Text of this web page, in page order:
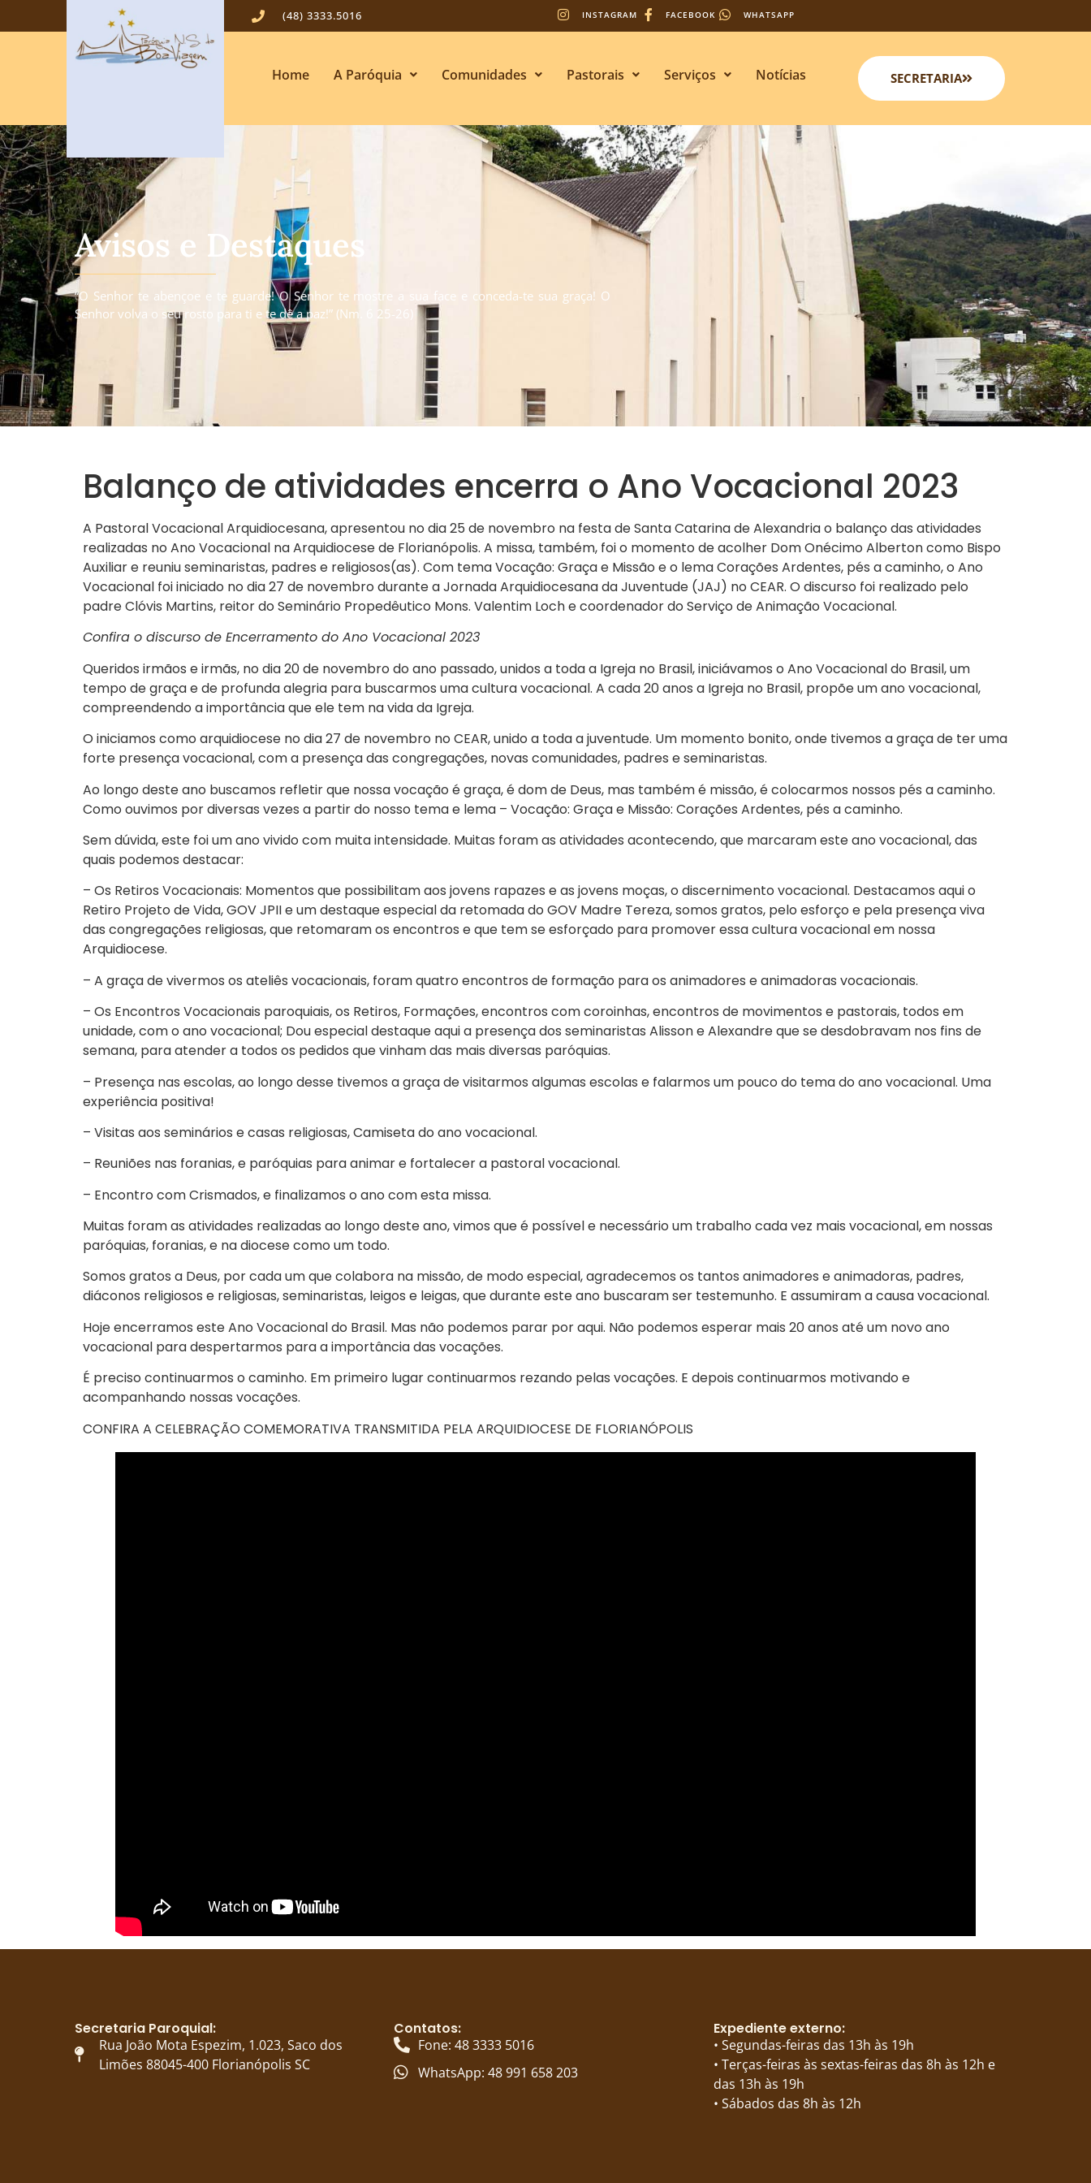
(48) 3333.5016 INSTAGRAM FACEBOOK WHATSAPP
Home A Paróquia Comunidades Pastorais Serviços Notícias SECRETARIA
Avisos e Destaques
“O Senhor te abençoe e te guarde! O Senhor te mostre a sua face e conceda-te sua graça! O
Senhor volva o seu rosto para ti e te dê a paz!” (Nm. 6 25-26)
Balanço de atividades encerra o Ano Vocacional 2023
A Pastoral Vocacional Arquidiocesana, apresentou no dia 25 de novembro na festa de Santa Catarina de Alexandria o balanço das atividades
realizadas no Ano Vocacional na Arquidiocese de Florianópolis. A missa, também, foi o momento de acolher Dom Onécimo Alberton como Bispo
Auxiliar e reuniu seminaristas, padres e religiosos(as). Com tema Vocação: Graça e Missão e o lema Corações Ardentes, pés a caminho, o Ano
Vocacional foi iniciado no dia 27 de novembro durante a Jornada Arquidiocesana da Juventude (JAJ) no CEAR. O discurso foi realizado pelo
padre Clóvis Martins, reitor do Seminário Propedêutico Mons. Valentim Loch e coordenador do Serviço de Animação Vocacional.
Confira o discurso de Encerramento do Ano Vocacional 2023
Queridos irmãos e irmãs, no dia 20 de novembro do ano passado, unidos a toda a Igreja no Brasil, iniciávamos o Ano Vocacional do Brasil, um
tempo de graça e de profunda alegria para buscarmos uma cultura vocacional. A cada 20 anos a Igreja no Brasil, propõe um ano vocacional,
compreendendo a importância que ele tem na vida da Igreja.
O iniciamos como arquidiocese no dia 27 de novembro no CEAR, unido a toda a juventude. Um momento bonito, onde tivemos a graça de ter uma
forte presença vocacional, com a presença das congregações, novas comunidades, padres e seminaristas.
Ao longo deste ano buscamos refletir que nossa vocação é graça, é dom de Deus, mas também é missão, é colocarmos nossos pés a caminho.
Como ouvimos por diversas vezes a partir do nosso tema e lema – Vocação: Graça e Missão: Corações Ardentes, pés a caminho.
Sem dúvida, este foi um ano vivido com muita intensidade. Muitas foram as atividades acontecendo, que marcaram este ano vocacional, das
quais podemos destacar:
– Os Retiros Vocacionais: Momentos que possibilitam aos jovens rapazes e as jovens moças, o discernimento vocacional. Destacamos aqui o
Retiro Projeto de Vida, GOV JPII e um destaque especial da retomada do GOV Madre Tereza, somos gratos, pelo esforço e pela presença viva
das congregações religiosas, que retomaram os encontros e que tem se esforçado para promover essa cultura vocacional em nossa
Arquidiocese.
– A graça de vivermos os ateliês vocacionais, foram quatro encontros de formação para os animadores e animadoras vocacionais.
– Os Encontros Vocacionais paroquiais, os Retiros, Formações, encontros com coroinhas, encontros de movimentos e pastorais, todos em
unidade, com o ano vocacional; Dou especial destaque aqui a presença dos seminaristas Alisson e Alexandre que se desdobravam nos fins de
semana, para atender a todos os pedidos que vinham das mais diversas paróquias.
– Presença nas escolas, ao longo desse tivemos a graça de visitarmos algumas escolas e falarmos um pouco do tema do ano vocacional. Uma
experiência positiva!
– Visitas aos seminários e casas religiosas, Camiseta do ano vocacional.
– Reuniões nas foranias, e paróquias para animar e fortalecer a pastoral vocacional.
– Encontro com Crismados, e finalizamos o ano com esta missa.
Muitas foram as atividades realizadas ao longo deste ano, vimos que é possível e necessário um trabalho cada vez mais vocacional, em nossas
paróquias, foranias, e na diocese como um todo.
Somos gratos a Deus, por cada um que colabora na missão, de modo especial, agradecemos os tantos animadores e animadoras, padres,
diáconos religiosos e religiosas, seminaristas, leigos e leigas, que durante este ano buscaram ser testemunho. E assumiram a causa vocacional.
Hoje encerramos este Ano Vocacional do Brasil. Mas não podemos parar por aqui. Não podemos esperar mais 20 anos até um novo ano
vocacional para despertarmos para a importância das vocações.
É preciso continuarmos o caminho. Em primeiro lugar continuarmos rezando pelas vocações. E depois continuarmos motivando e
acompanhando nossas vocações.
CONFIRA A CELEBRAÇÃO COMEMORATIVA TRANSMITIDA PELA ARQUIDIOCESE DE FLORIANÓPOLIS
Secretaria Paroquial:
Rua João Mota Espezim, 1.023, Saco dos
Limões 88045-400 Florianópolis SC
Contatos:
Fone: 48 3333 5016
WhatsApp: 48 991 658 203
Expediente externo:
• Segundas-feiras das 13h às 19h
• Terças-feiras às sextas-feiras das 8h às 12h e
das 13h às 19h
• Sábados das 8h às 12h